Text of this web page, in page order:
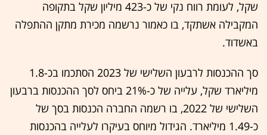
שקל, לעומת רווח נקי של כ-423 מיליון שקל בתקופה
המקבילה אשתקד, בו כאמור נרשמה מכירת מתקן ההתפלה
באשדוד.
סך ההכנסות לרבעון השלישי של 2023 הסתכמו בכ-1.8
מיליארד שקל, עלייה של כ-21% ביחס לסך ההכנסות ברבעון
השלישי של 2022, בו רשמה החברה הכנסות בסך של
כ-1.49 מיליארד. הגידול מיוחס בעיקרו לעלייה בהכנסות